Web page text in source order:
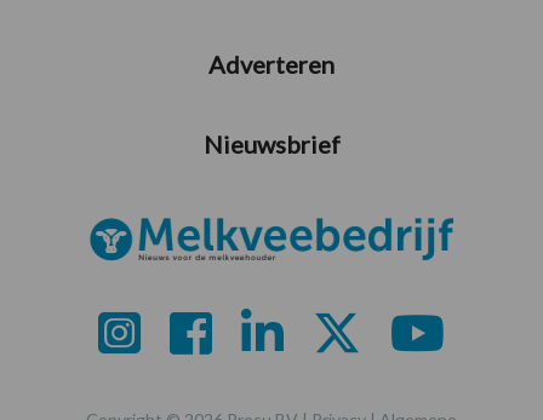
Adverteren
Nieuwsbrief